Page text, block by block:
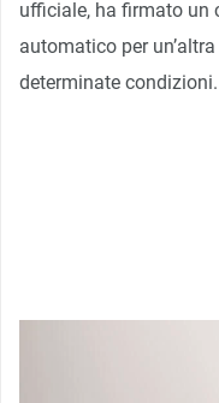
ufficiale, ha firmato un
automatico per
determinate condizioni.